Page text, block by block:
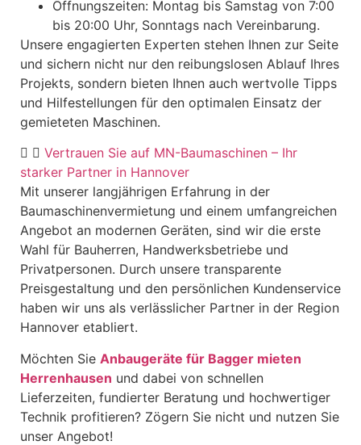
Öffnungszeiten: Montag bis Samstag von 7:00
bis 20:00 Uhr, Sonntags nach Vereinbarung.
Unsere engagierten Experten stehen Ihnen zur Seite
und sichern nicht nur den reibungslosen Ablauf Ihres
Projekts, sondern bieten Ihnen auch wertvolle Tipps
und Hilfestellungen für den optimalen Einsatz der
gemieteten Maschinen.
Vertrauen Sie auf MN-Baumaschinen – Ihr
starker Partner in Hannover
Mit unserer langjährigen Erfahrung in der
Baumaschinenvermietung und einem umfangreichen
Angebot an modernen Geräten, sind wir die erste
Wahl für Bauherren, Handwerksbetriebe und
Privatpersonen. Durch unsere transparente
Preisgestaltung und den persönlichen Kundenservice
haben wir uns als verlässlicher Partner in der Region
Hannover etabliert.
Möchten Sie Anbaugeräte für Bagger mieten
Herrenhausen und dabei von schnellen
Lieferzeiten, fundierter Beratung und hochwertiger
Technik profitieren? Zögern Sie nicht und nutzen Sie
unser Angebot!